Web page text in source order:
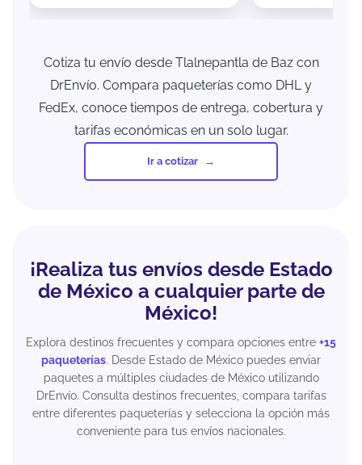
Cotiza tu envío desde Tlalnepantla de Baz con
DrEnvío. Compara paqueterías como DHL y
FedEx, conoce tiempos de entrega, cobertura y
tarifas económicas en un solo lugar.
Ir a cotizar
¡Realiza tus envíos desde Estado
de México a cualquier parte de
México!
Explora destinos frecuentes y compara opciones entre +15
paqueterías. Desde Estado de México puedes enviar
paquetes a múltiples ciudades de México utilizando
DrEnvío. Consulta destinos frecuentes, compara tarifas
entre diferentes paqueterías y selecciona la opción más
conveniente para tus envíos nacionales.